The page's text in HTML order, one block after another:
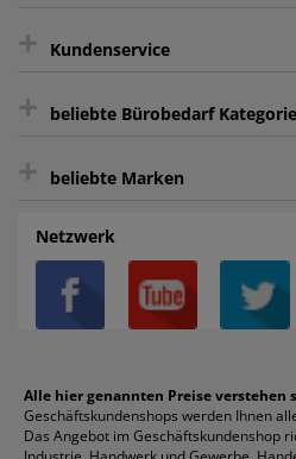
sicher Shoppen durch SSL
intelligentes Kundenkonto
Sie können sich zu jeder Zeit abmelden.
+ Kundenservice
Kontakt
FAQ
AGB
Datenschutz
Privatsphäre-Einstellungen
Über uns
Reklamation / Retouren
Vertrag widerrufen (Privatkunden)
Rabatte & Aktionen
+ beliebte Bürobedarf
Aktenvernichter
Batterien
Bleistifte
Blöcke
Boardmarker
Briefumschläge
Druckerpatronen
Etiketten
Heftstreifen
Kaffee
Klebeband
Kopierpapier
+ beliebte Marken
Alco
Avery/Zweckform
Canon
Durable
DYMO
Edding
Netzwerk
Alle hier genannten Preise verstehen
Geschäftskundenshops werden Ihnen
Das Angebot im Geschäftskundenshop